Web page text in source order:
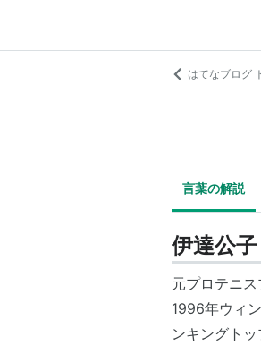
はてなブログ
言葉の解説
伊達公子
元プロテニス
1996年ウィ
ンキングトッ